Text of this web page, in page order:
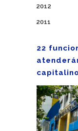
2012
2011
22
capitalino